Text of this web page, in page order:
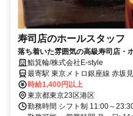
寿司店のホールスタッフ
落ち着いた雰囲気の高級寿司店・
シフト応相談／まかない無料
鮨箕輪/株式会社E-style
最寄駅 東京メトロ銀座線 赤坂
時給1,400円以上
東京都東京23区港区
勤務時間 シフト制 11:00～